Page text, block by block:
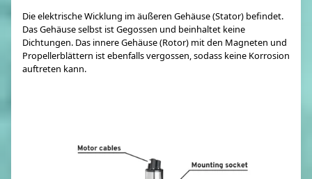
Die elektrische Wicklung im äußeren Gehäuse (Stator) befindet.
Das Gehäuse selbst ist Gegossen und beinhaltet keine
Dichtungen. Das innere Gehäuse (Rotor) mit den Magneten und
Propellerblättern ist ebenfalls vergossen, sodass keine Korrosion
auftreten kann.